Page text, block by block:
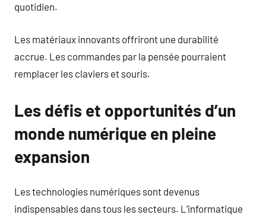
quotidien.
Les matériaux innovants offriront une durabilité
accrue. Les commandes par la pensée pourraient
remplacer les claviers et souris.
Les défis et opportunités d’un
monde numérique en pleine
expansion
Les technologies numériques sont devenus
indispensables dans tous les secteurs. L’informatique